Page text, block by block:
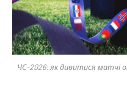
ЧС-2026: як дивитися матчі